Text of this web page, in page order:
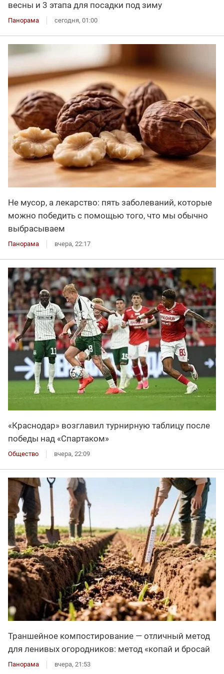
весны и 3 этапа для посадки под зиму
Панорама сегодня, 01:00
Не мусор, а лекарство: пять заболеваний, которые
можно победить с помощью того, что мы обычно
выбрасываем
Панорама вчера, 22:17
«Краснодар» возглавил турнирную таблицу после
победы над «Спартаком»
Общество вчера, 22:09
Траншейное компостирование — отличный метод
для ленивых огородников: метод «копай и бросай
Панорама вчера, 21:53